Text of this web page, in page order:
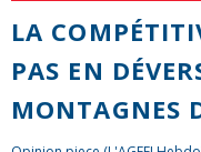
LA
PAS EN
MONTAGNES